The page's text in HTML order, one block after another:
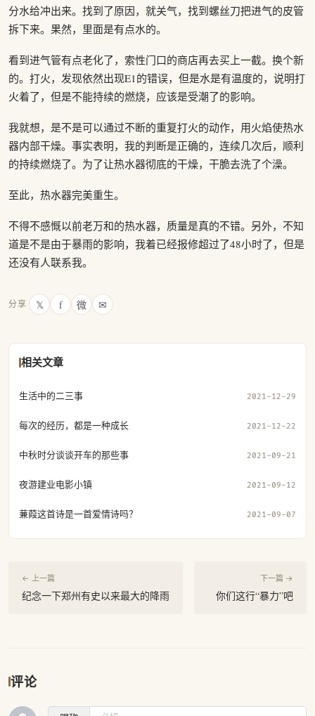
分水给冲出来。找到了原因，就关气，找到螺丝刀把进气的皮管
拆下来。果然，里面是有点水的。
看到进气管有点老化了，索性门口的商店再去买上一截。换个新
的。打火，发现依然出现E1的错误，但是水是有温度的，说明打
火着了，但是不能持续的燃烧，应该是受潮了的影响。
我就想，是不是可以通过不断的重复打火的动作，用火焰使热水
器内部干燥。事实表明，我的判断是正确的，连续几次后，顺利
的持续燃烧了。为了让热水器彻底的干燥，干脆去洗了个澡。
至此，热水器完美重生。
不得不感慨以前老万和的热水器，质量是真的不错。另外，不知
道是不是由于暴雨的影响，我着已经报修超过了48小时了，但是
还没有人联系我。
分享 𝕏 f 微 ✉
相关文章
生活中的二三事 2021-12-29
每次的经历，都是一种成长 2021-12-22
中秋时分谈谈开车的那些事 2021-09-21
夜游建业电影小镇 2021-09-12
蒹葭这首诗是一首爱情诗吗？ 2021-09-07
← 上一篇
纪念一下郑州有史以来最大的降雨
下一篇 →
你们这行“暴力”吧
评论